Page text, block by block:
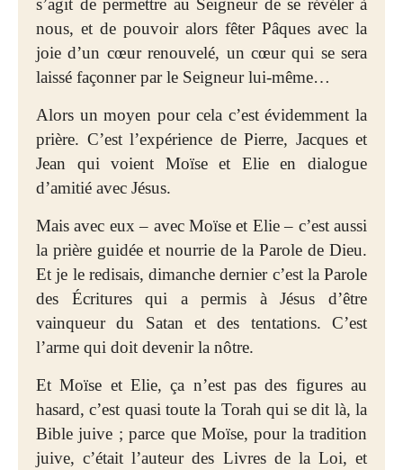
s’agit de permettre au Seigneur de se révéler à
nous, et de pouvoir alors fêter Pâques avec la
joie d’un cœur renouvelé, un cœur qui se sera
laissé façonner par le Seigneur lui-même…
Alors un moyen pour cela c’est évidemment la
prière. C’est l’expérience de Pierre, Jacques et
Jean qui voient Moïse et Elie en dialogue
d’amitié avec Jésus.
Mais avec eux – avec Moïse et Elie – c’est aussi
la prière guidée et nourrie de la Parole de Dieu.
Et je le redisais, dimanche dernier c’est la Parole
des Écritures qui a permis à Jésus d’être
vainqueur du Satan et des tentations. C’est
l’arme qui doit devenir la nôtre.
Et Moïse et Elie, ça n’est pas des figures au
hasard, c’est quasi toute la Torah qui se dit là, la
Bible juive ; parce que Moïse, pour la tradition
juive, c’était l’auteur des Livres de la Loi, et